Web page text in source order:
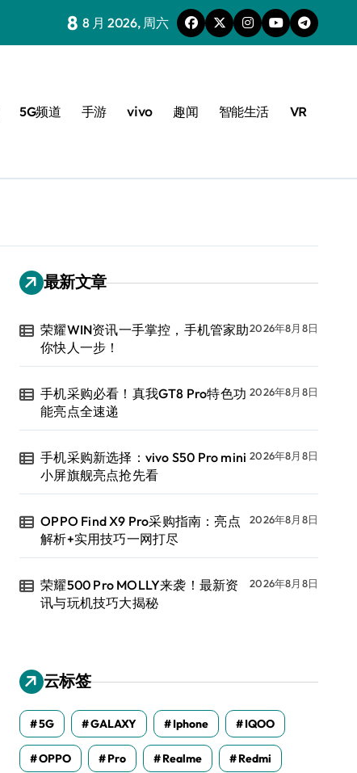
8 8 月 2026, 周六
5G频道 手游 vivo 趣闻 智能生活 VR
最新文章
荣耀WIN资讯一手掌控，手机管家助
你快人一步！
2026年8月8日
手机采购必看！真我GT8 Pro特色功
能亮点全速递
2026年8月8日
手机采购新选择：vivo S50 Pro mini
小屏旗舰亮点抢先看
2026年8月8日
OPPO Find X9 Pro采购指南：亮点
解析+实用技巧一网打尽
2026年8月8日
荣耀500 Pro MOLLY来袭！最新资
讯与玩机技巧大揭秘
2026年8月8日
云标签
5G GALAXY Iphone IQOO
OPPO Pro Realme Redmi